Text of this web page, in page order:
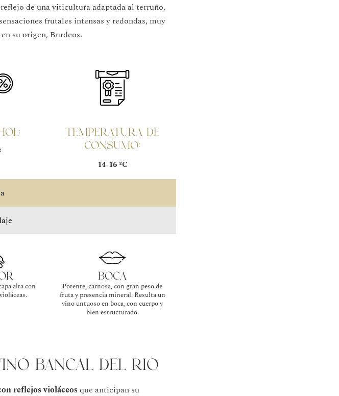
de una viticultura adaptada al terruño,
frutales intensas y redondas, muy
su origen, Burdeos.
Temperatura de
consumo:
14-16 ºC
alta con
boca
Potente, carnosa, con gran peso de
fruta y presencia mineral. Resulta un
vino untuoso en boca, con cuerpo y
bien estructurado.
Bancal del rio
reflejos violáceos que anticipan su